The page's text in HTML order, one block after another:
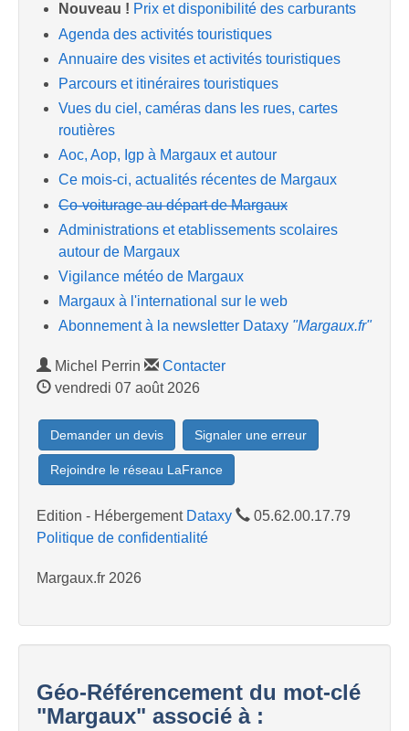
Nouveau ! Prix et disponibilité des carburants
Agenda des activités touristiques
Annuaire des visites et activités touristiques
Parcours et itinéraires touristiques
Vues du ciel, caméras dans les rues, cartes
routières
Aoc, Aop, Igp à Margaux et autour
Ce mois-ci, actualités récentes de Margaux
Co-voiturage au départ de Margaux
Administrations et etablissements scolaires
autour de Margaux
Vigilance météo de Margaux
Margaux à l'international sur le web
Abonnement à la newsletter Dataxy "Margaux.fr"
Michel Perrin
Contacter
vendredi 07 août 2026
Demander un devis Signaler une erreur
Rejoindre le réseau LaFrance
Edition - Hébergement Dataxy
05.62.00.17.79
Politique de confidentialité
Margaux.fr 2026
Géo-Référencement du mot-clé
"Margaux" associé à :